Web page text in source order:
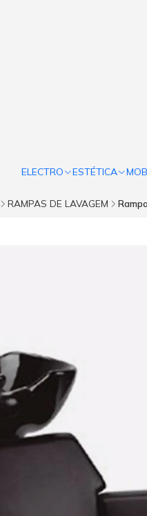
ELECTRO ESTÉTICA
RAMPAS DE LAVAGEM